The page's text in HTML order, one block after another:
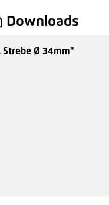
Downloads
Strebe Ø 34mm"